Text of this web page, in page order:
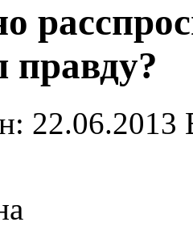
правду?